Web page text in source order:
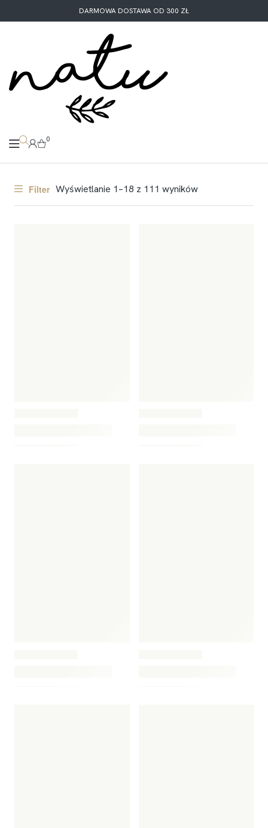
DARMOWA DOSTAWA OD 300 ZŁ
0
Filter Wyświetlanie 1–18 z 111 wyników